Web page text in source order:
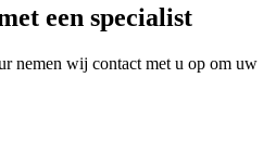
een specialist
nemen wij contact met u op om uw